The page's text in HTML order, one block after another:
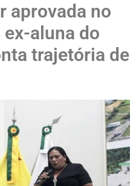
aprovada no
aluna do
trajetória de